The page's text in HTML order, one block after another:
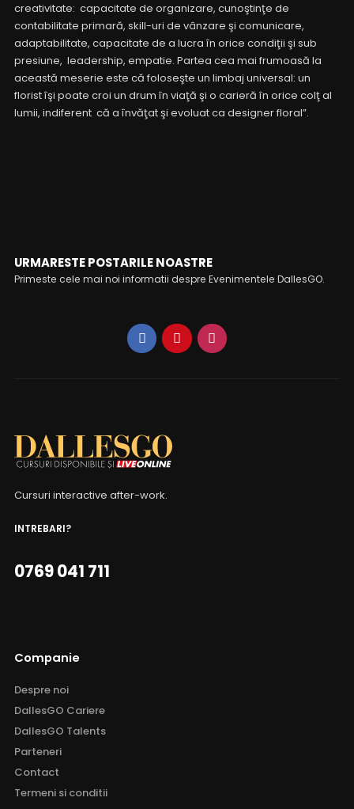
creativitate: capacitate de organizare, cunoştinţe de
contabilitate primară, skill-uri de vânzare şi comunicare,
adaptabilitate, capacitate de a lucra în orice condiţii şi sub
presiune, leadership, empatie. Partea cea mai frumoasă la
această meserie este că foloseşte un limbaj universal: un
florist îşi poate croi un drum în viaţă şi o carieră în orice colţ al
lumii, indiferent că a învăţat şi evoluat ca designer floral”.
URMARESTE POSTARILE NOASTRE
Primeste cele mai noi informatii despre Evenimentele DallesGO.
Cursuri interactive after-work.
INTREBARI?
0769 041 711
Companie
Despre noi
DallesGO Cariere
DallesGO Talents
Parteneri
Contact
Termeni si conditii